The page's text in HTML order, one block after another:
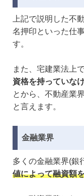
上記で説明した不
名押印といった仕
す。
また、宅建業法上
資格を持っていな
とから、不動産業
と言えます。
金融業界
多くの金融業界(銀
値によって融資額